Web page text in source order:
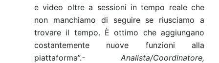
e video oltre a sessioni in tempo reale che
non manchiamo di seguire se riusciamo a
trovare il tempo. È ottimo che aggiungano
costantemente nuove funzioni alla
piattaforma”.- Analista/Coordinatore,